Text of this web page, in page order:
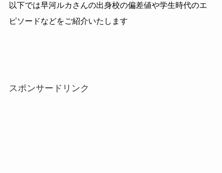
以下では早河ルカさんの出身校の偏差値や学生時代のエ
ピソードなどをご紹介いたします
スポンサードリンク